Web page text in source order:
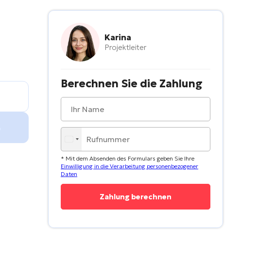
Karina
Projektleiter
Berechnen Sie die Zahlung
* Mit dem Absenden des Formulars geben Sie Ihre
Einwilligung in die Verarbeitung personenbezogener
Daten